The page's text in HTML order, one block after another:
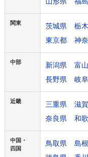
関東 茨城県 栃
東京都
神
中部 新潟県 富
長野県
岐
近畿 三重県 滋
奈良県
和
中国・
四国
鳥取県 島